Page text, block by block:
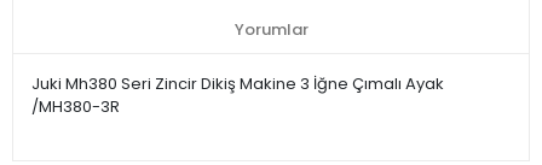
Yorumlar
Juki Mh380 Seri Zincir Dikiş Makine 3 İğne Çımalı Ayak
/MH380-3R